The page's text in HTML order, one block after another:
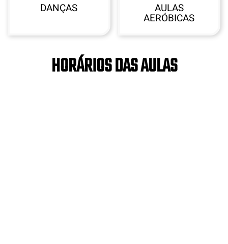
DANÇAS AULAS
AERÓBICAS
HORÁRIOS DAS AULAS